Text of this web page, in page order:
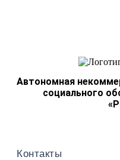
Автономная
социального
Контакты